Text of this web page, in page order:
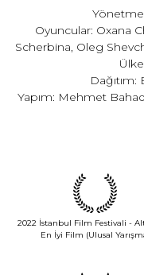
Oyuncular: Oxana
Scherbina, Oleg
Dağıtım:
Yapım: Mehmet
2022 İstanbul Film Festivali -
En İyi Film (Ulusal